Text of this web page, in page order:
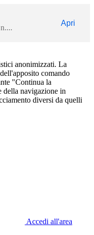
Apri
anonimizzati. La
comando
"Continua la
della navigazione in
diversi da quelli
Accedi all'area